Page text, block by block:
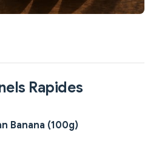
Rapides
Banana (100g)